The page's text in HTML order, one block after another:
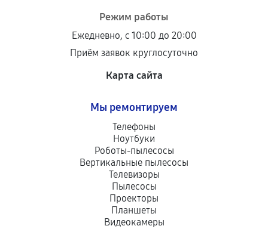
Режим работы
Ежедневно, с 10:00 до 20:00
Приём заявок круглосуточно
Карта сайта
Мы ремонтируем
Телефоны
Ноутбуки
Роботы-пылесосы
Вертикальные пылесосы
Телевизоры
Пылесосы
Проекторы
Планшеты
Видеокамеры